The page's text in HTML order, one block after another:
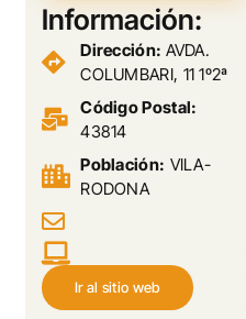
Información:
Dirección: AVDA.
COLUMBARI, 11 1º2ª
Código Postal:
43814
Población: VILA-
RODONA
Ir al sitio web